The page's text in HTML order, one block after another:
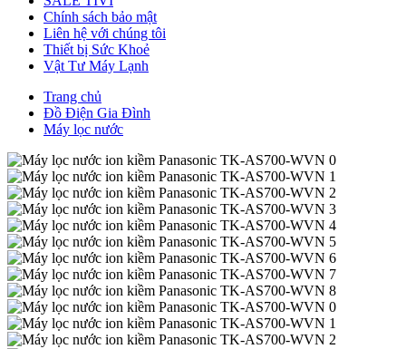
Chính sách bảo mật
Liên hệ với chúng tôi
Thiết bị Sức Khoẻ
Vật Tư Máy Lạnh
Trang chủ
Đồ Điện Gia Đình
Máy lọc nước